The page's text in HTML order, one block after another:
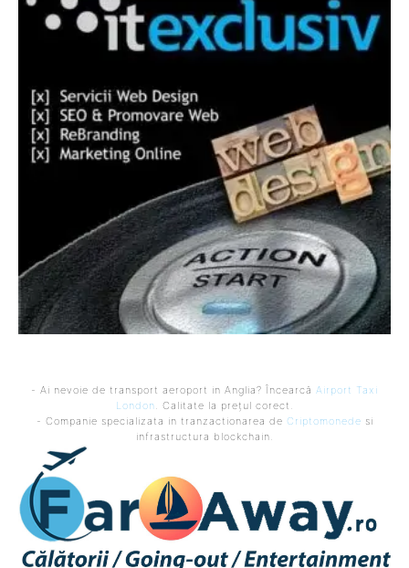
- Ai nevoie de transport aeroport in Anglia? Încearcă Airport Taxi
London. Calitate la prețul corect.
- Companie specializata in tranzactionarea de Criptomonede si
infrastructura blockchain.